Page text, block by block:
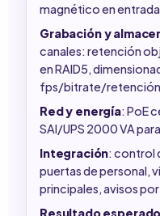
magnético en
Grabación y
canales: retención
en RAID5,
fps/bitrate/
Red y energía: PoE
SAI/UPS 2000 VA
Integración: control
puertas de personal,
principales, avisos
Resultado esperado